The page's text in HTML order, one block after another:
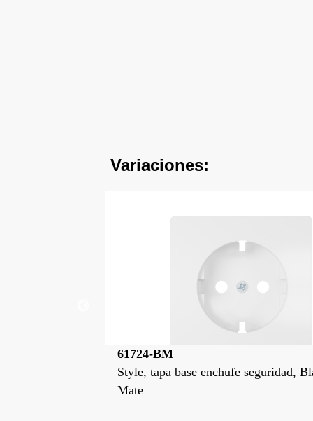
Variaciones:
61724
Style, tapa base enchufe seguridad,
Polar